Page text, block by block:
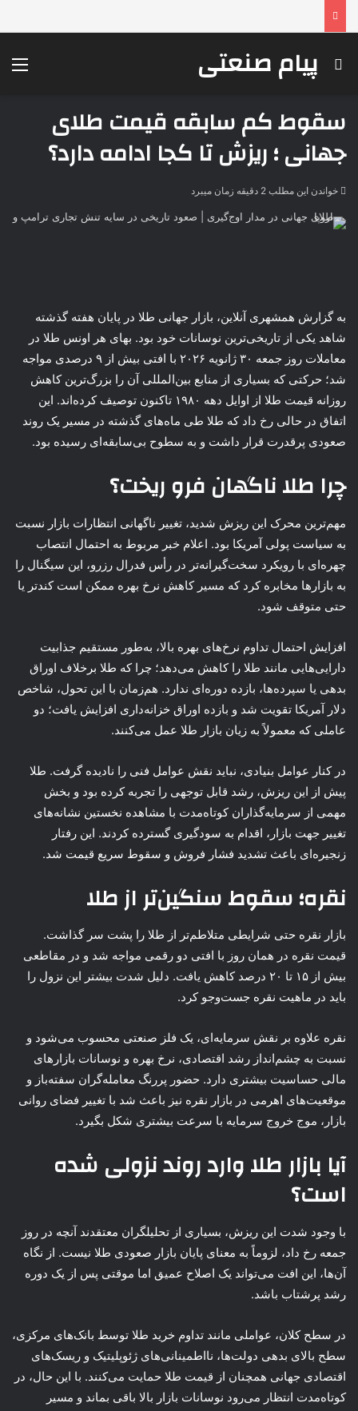
پیام صنعتی
جستجو برای
سقوط کم سابقه قیمت طلای
جهانی ؛ ریزش تا کجا ادامه دارد؟
خواندن این مطلب 2 دقیقه زمان میبرد
به گزارش همشهری آنلاین، بازار جهانی طلا در پایان هفته گذشته
شاهد یکی از تاریخی‌ترین نوسانات خود بود. بهای هر اونس طلا در
معاملات روز جمعه ۳۰ ژانویه ۲۰۲۶ با افتی بیش از ۹ درصدی مواجه
شد؛ حرکتی که بسیاری از منابع بین‌المللی آن را بزرگ‌ترین کاهش
روزانه قیمت طلا از اوایل دهه ۱۹۸۰ تاکنون توصیف کرده‌اند. این
اتفاق در حالی رخ داد که طلا طی ماه‌های گذشته در مسیر یک روند
صعودی پرقدرت قرار داشت و به سطوح بی‌سابقه‌ای رسیده بود.
چرا طلا ناگهان فرو ریخت؟
مهم‌ترین محرک این ریزش شدید، تغییر ناگهانی انتظارات بازار نسبت
به سیاست پولی آمریکا بود. اعلام خبر مربوط به احتمال انتصاب
چهره‌ای با رویکرد سخت‌گیرانه‌تر در رأس فدرال رزرو، این سیگنال را
به بازارها مخابره کرد که مسیر کاهش نرخ بهره ممکن است کندتر یا
حتی متوقف شود.
افزایش احتمال تداوم نرخ‌های بهره بالا، به‌طور مستقیم جذابیت
دارایی‌هایی مانند طلا را کاهش می‌دهد؛ چرا که طلا برخلاف اوراق
بدهی یا سپرده‌ها، بازده دوره‌ای ندارد. هم‌زمان با این تحول، شاخص
دلار آمریکا تقویت شد و بازده اوراق خزانه‌داری افزایش یافت؛ دو
عاملی که معمولاً به زیان بازار طلا عمل می‌کنند.
در کنار عوامل بنیادی، نباید نقش عوامل فنی را نادیده گرفت. طلا
پیش از این ریزش، رشد قابل توجهی را تجربه کرده بود و بخش
مهمی از سرمایه‌گذاران کوتاه‌مدت با مشاهده نخستین نشانه‌های
تغییر جهت بازار، اقدام به سودگیری گسترده کردند. این رفتار
زنجیره‌ای باعث تشدید فشار فروش و سقوط سریع قیمت شد.
نقره؛ سقوط سنگین‌تر از طلا
بازار نقره حتی شرایطی متلاطم‌تر از طلا را پشت سر گذاشت.
قیمت نقره در همان روز با افتی دو رقمی مواجه شد و در مقاطعی
بیش از ۱۵ تا ۲۰ درصد کاهش یافت. دلیل شدت بیشتر این نزول را
باید در ماهیت نقره جست‌وجو کرد.
نقره علاوه بر نقش سرمایه‌ای، یک فلز صنعتی محسوب می‌شود و
نسبت به چشم‌انداز رشد اقتصادی، نرخ بهره و نوسانات بازارهای
مالی حساسیت بیشتری دارد. حضور پررنگ معامله‌گران سفته‌باز و
موقعیت‌های اهرمی در بازار نقره نیز باعث شد با تغییر فضای روانی
بازار، موج خروج سرمایه با سرعت بیشتری شکل بگیرد.
آیا بازار طلا وارد روند نزولی شده
است؟
با وجود شدت این ریزش، بسیاری از تحلیلگران معتقدند آنچه در روز
جمعه رخ داد، لزوماً به معنای پایان بازار صعودی طلا نیست. از نگاه
آن‌ها، این افت می‌تواند یک اصلاح عمیق اما موقتی پس از یک دوره
رشد پرشتاب باشد.
در سطح کلان، عواملی مانند تداوم خرید طلا توسط بانک‌های مرکزی،
سطح بالای بدهی دولت‌ها، نااطمینانی‌های ژئوپلیتیک و ریسک‌های
اقتصادی جهانی همچنان از قیمت طلا حمایت می‌کنند. با این حال، در
کوتاه‌مدت انتظار می‌رود نوسانات بازار بالا باقی بماند و مسیر